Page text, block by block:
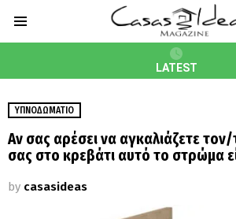
LATEST
ΥΠΝΟΔΩΜΆΤΙΟ
Aν σας αρέσει να αγκαλιάζετε
σας στο κρεβάτι αυτό το στρώμα
by casasideas